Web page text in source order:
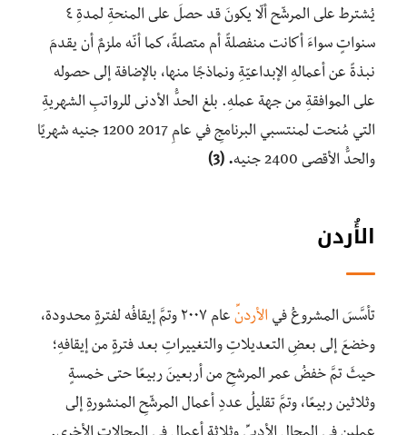
يُشترط على المرشّح ألّا يكونَ قد حصلَ على المنحةِ لمدةِ ٤
سنواتٍ سواءَ أكانت منفصلةً أم متصلةً، كما أنّه ملزمٌ أن يقدمَ
نبذةً عن أعمالهِ الإبداعيّةِ ونماذجًا منها، بالإضافة إلى حصوله
على الموافقةِ من جهة عملهِ. بلغ الحدُّ الأدنى للرواتبِ الشهريةِ
التي مُنحت لمنتسبي البرنامجِ في عامِ 2017 1200 جنيه شهريًا
والحدُّ الأقصى 2400 جنيه
.
(3)
الأُردن
تأسَّسَ المشروعُ في الأردن
ِّ عام ٢٠٠٧ وتمَّ إيقافُه لفترةٍ محدودة،
وخضعَ إلى بعضِ التعديلاتِ والتغييراتِ بعد فترةٍ من إيقافهِ؛
حيثَ تمَّ خفضُ عمر المرشحِ من أربعينَ ربيعًا حتى خمسةٍ
وثلاثين ربيعًا، وتمَّ تقليلُ عددِ أعمال المرشّحِ المنشورةِ إلى